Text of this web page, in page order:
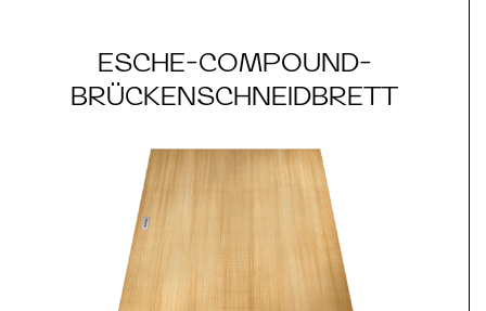
ESCHE-COMPOUND-
BRÜCKENSCHNEIDBRETT